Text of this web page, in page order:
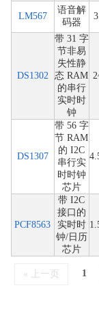
LM567
语音解
码器
DS1302
带 31 字
节非易
失性静
态 RAM
的串行
实时时
钟
DS1307
带 56 字
节 RAM
的 I2C
串行实
时时钟
芯片
PCF8563
带 I2C
接口的
实时时
钟/日历
芯片
« 上一页 1